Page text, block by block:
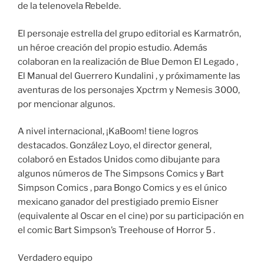
de la telenovela Rebelde.
El personaje estrella del grupo editorial es Karmatrón,
un héroe creación del propio estudio. Además
colaboran en la realización de Blue Demon El Legado ,
El Manual del Guerrero Kundalini , y próximamente las
aventuras de los personajes Xpctrm y Nemesis 3000,
por mencionar algunos.
A nivel internacional, ¡KaBoom! tiene logros
destacados. González Loyo, el director general,
colaboró en Estados Unidos como dibujante para
algunos números de The Simpsons Comics y Bart
Simpson Comics , para Bongo Comics y es el único
mexicano ganador del prestigiado premio Eisner
(equivalente al Oscar en el cine) por su participación en
el comic Bart Simpson’s Treehouse of Horror 5 .
Verdadero equipo